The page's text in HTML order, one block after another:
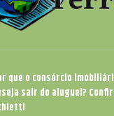
que o consórcio
sair do aluguel?